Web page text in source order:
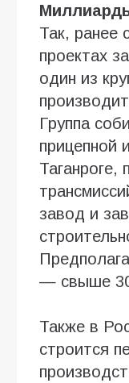
Так, ранее
проектах
один из
Группа
прицепной
Таганроге,
завод и
— свыше
Также в
строится